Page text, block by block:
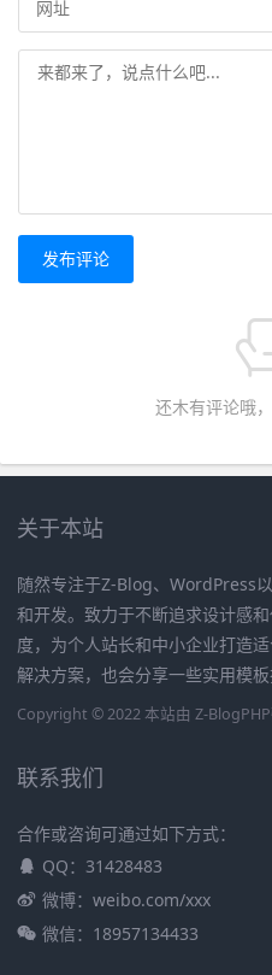
发布评论
还木有评论哦
关于本站
随然专注于Z-Blog、WordPress
和开发。致力于不断追求设计感
度，为个人站长和中小企业打造
解决方案，也会分享一些实用模板
Copyright © 2022 本站由 Z-BlogPHP
联系我们
合作或咨询可通过如下方式：
QQ：31428483
微博：weibo.com/xxx
微信：18957134433